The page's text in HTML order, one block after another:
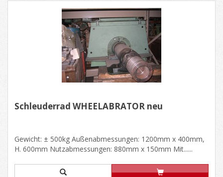
Schleuderrad WHEELABRATOR neu
Gewicht: ± 500kg Außenabmessungen: 1200mm x 400mm,
H. 600mm Nutzabmessungen: 880mm x 150mm Mit......